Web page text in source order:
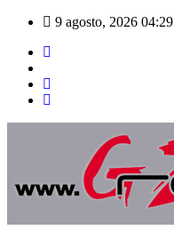
Saltar
contenido
9 agosto, 2026 04:29